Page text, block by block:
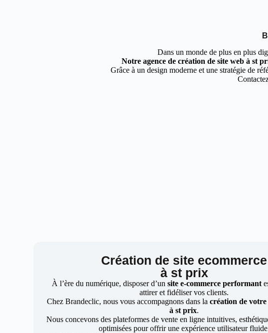
Dans un monde de plus en plus
Notre agence de création de site web à st
Grâce à un design moderne et une stratégie de
Création de site ecommerce
à st prix
À l’ère du numérique, disposer d’un site e-commerce performant
attirer et fidéliser vos clients.
Chez Brandeclic, nous vous accompagnons dans la création de votre
à st prix.
Nous concevons des plateformes de vente en ligne intuitives,
optimisées pour offrir une expérience utilisateur